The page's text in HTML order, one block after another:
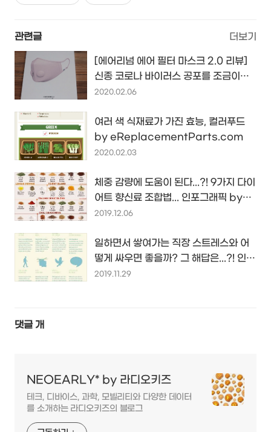
관련글 더보기
[에어리넘 에어 필터 마스크 2.0 리뷰]
신종 코로나 바이러스 공포를 조금이라
도 덜어줄 펄 핑크 컬러 마스크...
2020.02.06
여러 색 식재료가 가진 효능, 컬러푸드
by eReplacementParts.com
2020.02.03
체중 감량에 도움이 된다...?! 9가지 다이
어트 향신료 조합법... 인포그래픽 by
WomenHealthMag.com...
2019.12.06
일하면서 쌓여가는 직장 스트레스와 어
떻게 싸우면 좋을까? 그 해답은...?! 인포
그래픽 by Unum.co.uk...
2019.11.29
댓글 개
NEOEARLY* by 라디오키즈
테크, 디바이스, 과학, 모빌리티와 다양한 데이터
를 소개하는 라디오키즈의 블로그